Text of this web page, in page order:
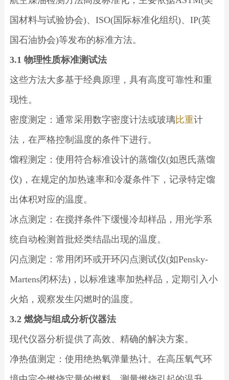
国材料与试验协会)、ISO(国际标准化组织)、IP(英
国石油协会)等发布的标准方法。
3.1 物理性质标准测试法
这些方法大多基于经典原理，具有高度可靠性和重
现性。
密度测定：通常采用数字密度计法或玻璃 比重计
法，在严格控制温度的条件下进行。
馏程测定：使用符合标准设计的蒸馏仪(如恩氏蒸馏
仪)，在规定的加热速率和冷凝条件下，记录特定馏
出体积对应的温度。
冰点测定：在搅拌条件下缓慢冷却样品，用光学系
统自动检测首批烃类结晶出现的温度。
闪点测定：常用闭环或开环闪点测试仪(如Pensky-
Martens闭杯法)，以标准速率加热样品，定期引入小
火焰，观察发生闪燃时的温度。
3.2 燃烧与组成分析仪器法
现代仪器分析提供了高效、精确的解决方案。
净热值测定：使用绝热氧弹量热计。在高压氧气环